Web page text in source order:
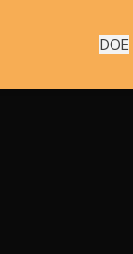
DOE